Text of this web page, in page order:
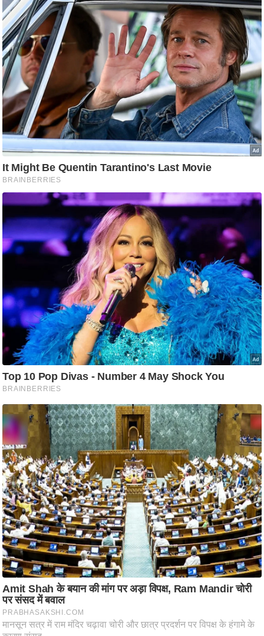
भू
मि
स्तं
भ
ए
म
.
आ
र
.
आ
ई
चा
य
प
मी
क्षा
ध
ज्यो
ति
ष
प्र
भु
म
हि
मा
/
ध
र्म
स्थ
ल
व्र
त
त्यो
हा
र